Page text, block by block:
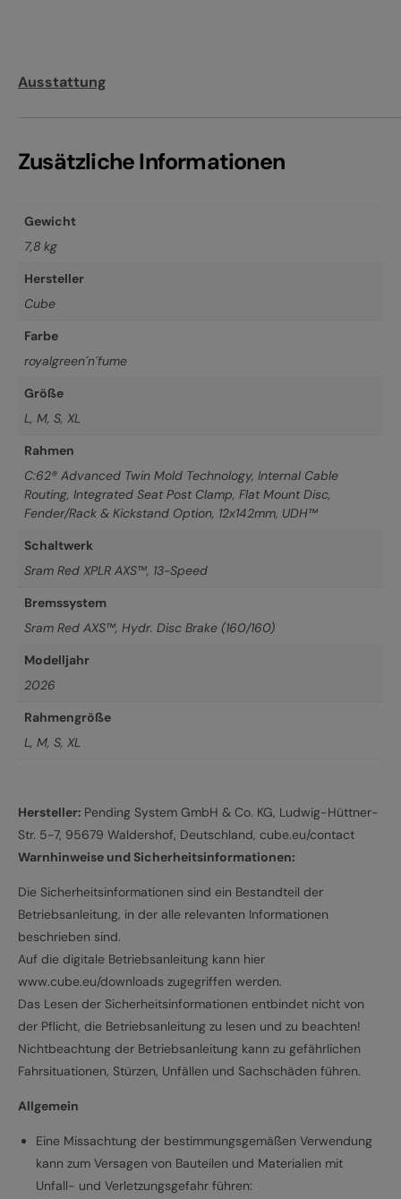
Ausstattung
Zusätzliche Informationen
Gewicht
7,8 kg
Hersteller
Cube
Farbe
royalgreen´n´fume
Größe
L, M, S, XL
Rahmen
C:62® Advanced Twin Mold Technology, Internal Cable
Routing, Integrated Seat Post Clamp, Flat Mount Disc,
Fender/Rack & Kickstand Option, 12x142mm, UDH™
Schaltwerk
Sram Red XPLR AXS™, 13-Speed
Bremssystem
Sram Red AXS™, Hydr. Disc Brake (160/160)
Modelljahr
2026
Rahmengröße
L, M, S, XL
Hersteller: Pending System GmbH & Co. KG, Ludwig-Hüttner-
Str. 5-7, 95679 Waldershof, Deutschland, cube.eu/contact
Warnhinweise und Sicherheitsinformationen:
Die Sicherheitsinformationen sind ein Bestandteil der
Betriebsanleitung, in der alle relevanten Informationen
beschrieben sind.
Auf die digitale Betriebsanleitung kann hier
www.cube.eu/downloads zugegriffen werden.
Das Lesen der Sicherheitsinformationen entbindet nicht von
der Pflicht, die Betriebsanleitung zu lesen und zu beachten!
Nichtbeachtung der Betriebsanleitung kann zu gefährlichen
Fahrsituationen, Stürzen, Unfällen und Sachschäden führen.
Allgemein
Eine Missachtung der bestimmungsgemäßen Verwendung
kann zum Versagen von Bauteilen und Materialien mit
Unfall- und Verletzungsgefahr führen: